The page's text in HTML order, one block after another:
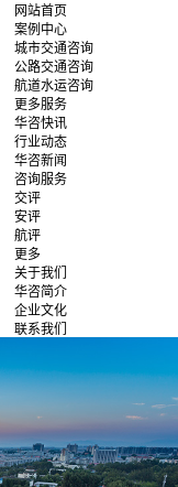
网站首页
案例中心
城市交通咨询
公路交通咨询
航道水运咨询
更多服务
华咨快讯
行业动态
华咨新闻
咨询服务
交评
安评
航评
更多
关于我们
华咨简介
企业文化
联系我们